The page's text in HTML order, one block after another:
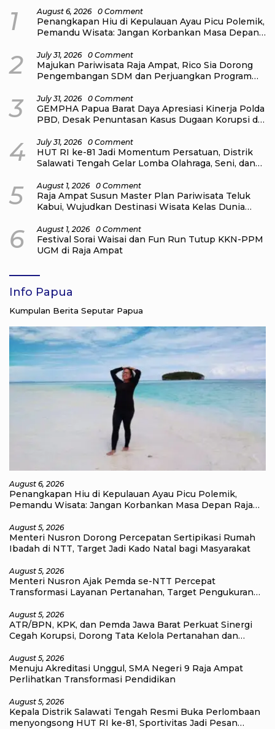
1 August 6, 2026 0 Comment
Penangkapan Hiu di Kepulauan Ayau Picu Polemik,
Pemandu Wisata: Jangan Korbankan Masa Depan
2 July 31, 2026 0 Comment
Majukan Pariwisata Raja Ampat, Rico Sia Dorong
Pengembangan SDM dan Perjuangkan Program
3 July 31, 2026 0 Comment
GEMPHA Papua Barat Daya Apresiasi Kinerja Polda
PBD, Desak Penuntasan Kasus Dugaan Korupsi di
4 July 31, 2026 0 Comment
HUT RI ke-81 Jadi Momentum Persatuan, Distrik
Salawati Tengah Gelar Lomba Olahraga, Seni, dan
5 August 1, 2026 0 Comment
Raja Ampat Susun Master Plan Pariwisata Teluk
Kabui, Wujudkan Destinasi Wisata Kelas Dunia
6 August 1, 2026 0 Comment
Festival Sorai Waisai dan Fun Run Tutup KKN-PPM
UGM di Raja Ampat
Info Papua
Kumpulan Berita Seputar Papua
August 6, 2026
Penangkapan Hiu di Kepulauan Ayau Picu Polemik,
Pemandu Wisata: Jangan Korbankan Masa Depan Raja
August 5, 2026
Menteri Nusron Dorong Percepatan Sertipikasi Rumah
Ibadah di NTT, Target Jadi Kado Natal bagi Masyarakat
August 5, 2026
Menteri Nusron Ajak Pemda se-NTT Percepat
Transformasi Layanan Pertanahan, Target Pengukuran
August 5, 2026
ATR/BPN, KPK, dan Pemda Jawa Barat Perkuat Sinergi
Cegah Korupsi, Dorong Tata Kelola Pertanahan dan
August 5, 2026
Menuju Akreditasi Unggul, SMA Negeri 9 Raja Ampat
Perlihatkan Transformasi Pendidikan
August 5, 2026
Kepala Distrik Salawati Tengah Resmi Buka Perlombaan
menyongsong HUT RI ke-81, Sportivitas Jadi Pesan